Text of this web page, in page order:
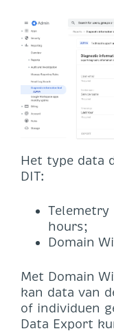
Het type data
DIT:
hours;
Domain
Met Domain
kan data van
of individuen
Data Export